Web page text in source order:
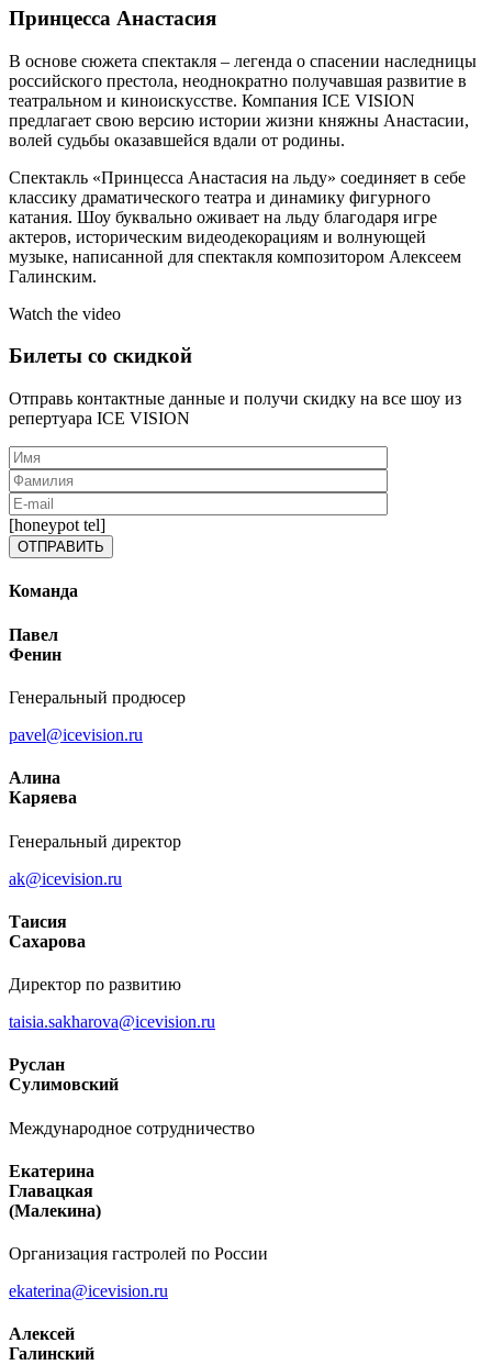
Принцесса Анастасия
В основе сюжета спектакля – легенда о спасении наследницы
российского престола, неоднократно получавшая развитие в
театральном и киноискусстве. Компания ICE VISION
предлагает свою версию истории жизни княжны Анастасии,
волей судьбы оказавшейся вдали от родины.
Спектакль «Принцесса Анастасия на льду» соединяет в себе
классику драматического театра и динамику фигурного
катания. Шоу буквально оживает на льду благодаря игре
актеров, историческим видеодекорациям и волнующей
музыке, написанной для спектакля композитором Алексеем
Галинским.
Watch the video
Билеты со скидкой
Отправь контактные данные и получи скидку на все шоу из
репертуара ICE VISION
[honeypot tel]
Команда
Павел
Фенин
Генеральный продюсер
pavel@icevision.ru
Алина
Каряева
Генеральный директор
ak@icevision.ru
Таисия
Сахарова
Директор по развитию
taisia.sakharova@icevision.ru
Руслан
Сулимовский
Международное сотрудничество
Екатерина
Главацкая
(Малекина)
Организация гастролей по России
ekaterina@icevision.ru
Алексей
Галинский